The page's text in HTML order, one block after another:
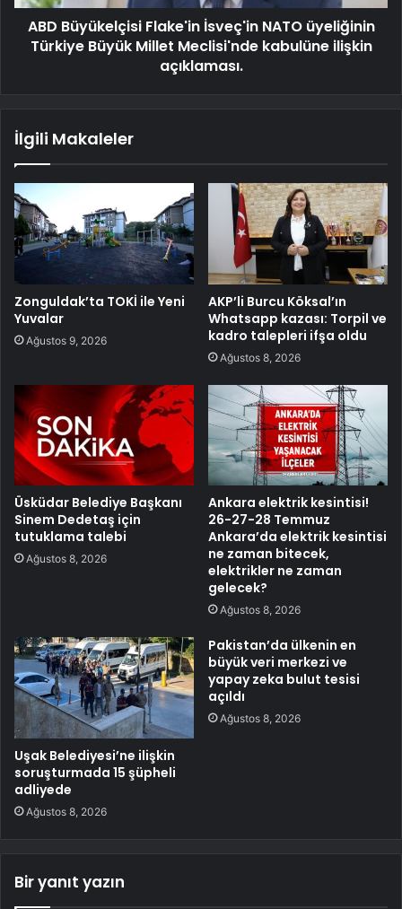
ABD Büyükelçisi Flake'in İsveç'in NATO üyeliğinin
Türkiye Büyük Millet Meclisi'nde kabulüne ilişkin
açıklaması.
İlgili Makaleler
Zonguldak’ta TOKİ ile Yeni
Yuvalar
Ağustos 9, 2026
AKP’li Burcu Köksal’ın
Whatsapp kazası: Torpil ve
kadro talepleri ifşa oldu
Ağustos 8, 2026
Üsküdar Belediye Başkanı
Sinem Dedetaş için
tutuklama talebi
Ağustos 8, 2026
Ankara elektrik kesintisi!
26-27-28 Temmuz
Ankara’da elektrik kesintisi
ne zaman bitecek,
elektrikler ne zaman
gelecek?
Ağustos 8, 2026
Uşak Belediyesi’ne ilişkin
soruşturmada 15 şüpheli
adliyede
Ağustos 8, 2026
Pakistan’da ülkenin en
büyük veri merkezi ve
yapay zeka bulut tesisi
açıldı
Ağustos 8, 2026
Bir yanıt yazın